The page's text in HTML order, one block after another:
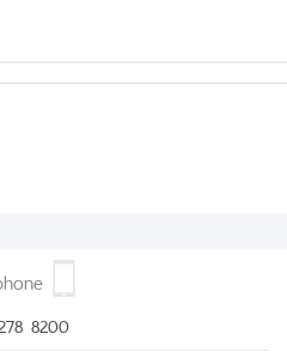
8200